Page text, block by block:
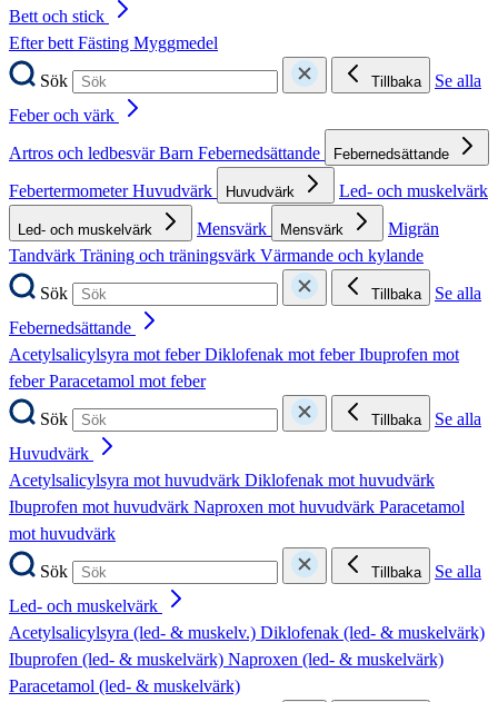
Bett och stick
Efter bettFästing Myggmedel
Sök
Tillbaka
Se alla
Feber och värk
Artros och ledbesvärBarn Febernedsättande Febernedsättande
FebertermometerHuvudvärk Huvudvärk Led- och muskelvärk
Led- och muskelvärk Mensvärk Mensvärk
Migrän
Tandvärk Träning och träningsvärk Värmande och kylande
Sök
Tillbaka
Se alla
Febernedsättande
Acetylsalicylsyra mot feberDiklofenak mot feberIbuprofen mot
feberParacetamol mot feber
Sök
Tillbaka
Se alla
Huvudvärk
Acetylsalicylsyra mot huvudvärk Diklofenak mot huvudvärk
Ibuprofen mot huvudvärk Naproxen mot huvudvärk Paracetamol
mot huvudvärk
Sök
Tillbaka
Se alla
Led- och muskelvärk
Acetylsalicylsyra (led- & muskelv.) Diklofenak (led- & muskelvärk)
Ibuprofen (led- & muskelvärk) Naproxen (led- & muskelvärk)
Paracetamol (led- & muskelvärk)